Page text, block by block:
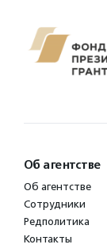
Об агентстве
Об агентстве
Сотрудники
Редполитика
Контакты